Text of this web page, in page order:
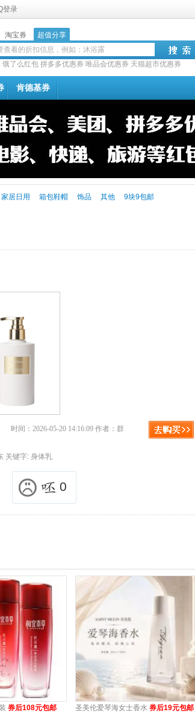
登录
淘宝券 超值分享
饿了么红包 拼多多优惠券 唯品会优惠券 天猫超市优惠券
肯德基券
家居日用 箱包鞋帽 饰品 其他 9块9包邮
时间：2026-05-20 14:16:09 作者：群
关键字: 身体乳
0
券后108元包邮 圣美伦爱琴海女士香水 券后19元包邮